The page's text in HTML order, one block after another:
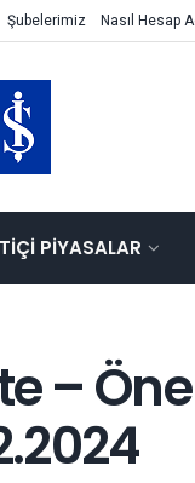
Şubelerimiz Nasıl Hesap
PIYASALAR
–